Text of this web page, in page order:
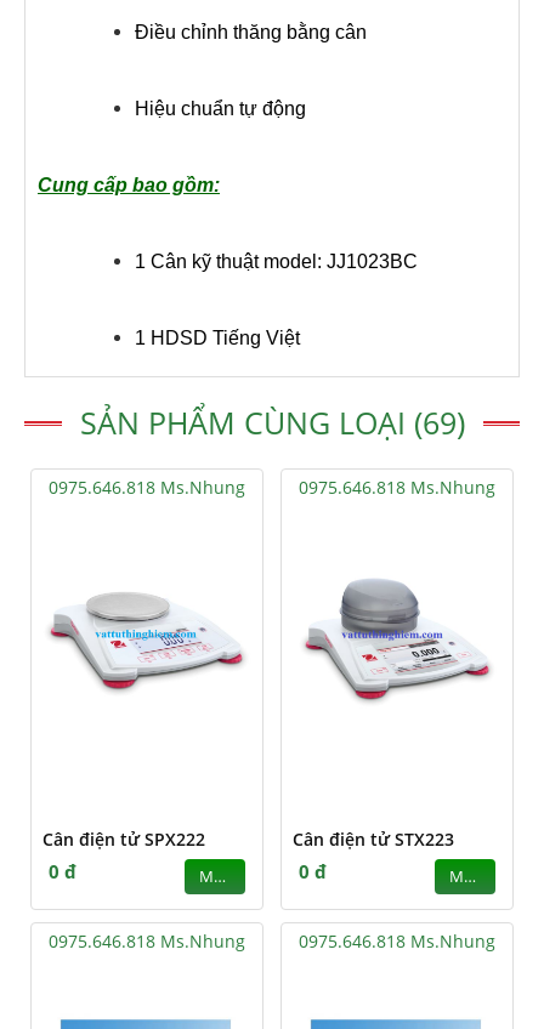
Điều chỉnh thăng bằng cân
Hiệu chuẩn tự động
Cung cấp bao gồm:
1 Cân kỹ thuật model: JJ1023BC
1 HDSD Tiếng Việt
SẢN PHẨM CÙNG LOẠI (69)
0975.646.818 Ms.Nhung
Cân điện tử SPX222
0 đ MUA
0975.646.818 Ms.Nhung
Cân điện tử STX223
0 đ MUA
0975.646.818 Ms.Nhung 0975.646.818 Ms.Nhung